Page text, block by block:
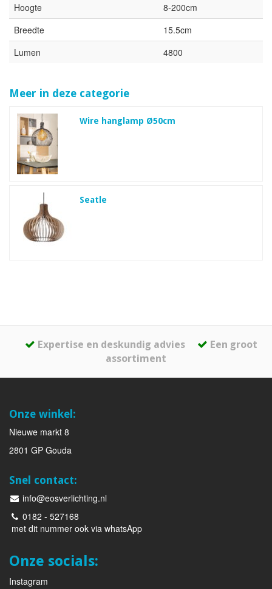
Hoogte
8-200cm
Breedte
15.5cm
Lumen
4800
Meer in deze categorie
Wire hanglamp Ø50cm
Seatle
Expertise en deskundig advies
Een groot
assortiment
Onze winkel:
Nieuwe markt 8
2801 GP Gouda
Snel contact:
info@eosverlichting.nl
0182 - 527168
met dit nummer ook via whatsApp
Onze socials:
Instagram